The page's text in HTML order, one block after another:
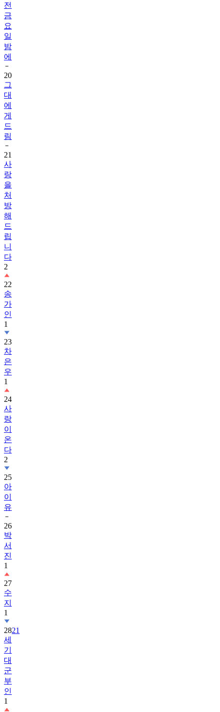
전
금
요
일
밤
에
20
그
대
에
게
드
림
21
사
랑
을
처
방
해
드
립
니
다
2
22
송
가
인
1
23
차
은
우
1
24
사
랑
이
온
다
2
25
아
이
유
26
박
서
진
1
27
수
지
1
2821
세
기
대
군
부
인
1